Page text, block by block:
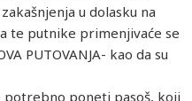
u dolasku na
te putnike primenjivaće se
PUTOVANJA- kao da su
potrebno poneti pasoš, koji